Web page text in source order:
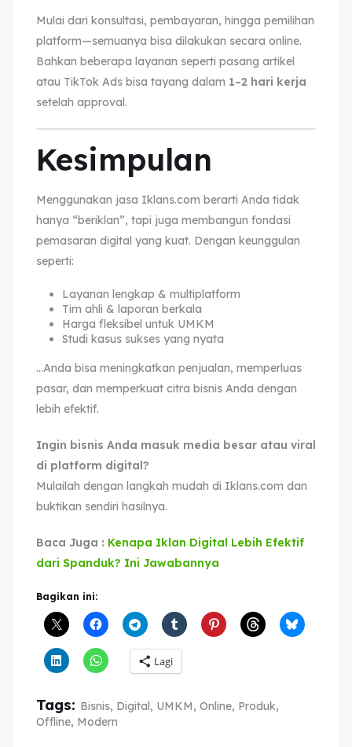
Mulai dari konsultasi, pembayaran, hingga pemilihan
platform—semuanya bisa dilakukan secara online.
Bahkan beberapa layanan seperti pasang artikel
atau TikTok Ads bisa tayang dalam 1–2 hari kerja
setelah approval.
Kesimpulan
Menggunakan jasa Iklans.com berarti Anda tidak
hanya “beriklan”, tapi juga membangun fondasi
pemasaran digital yang kuat. Dengan keunggulan
seperti:
Layanan lengkap & multiplatform
Tim ahli & laporan berkala
Harga fleksibel untuk UMKM
Studi kasus sukses yang nyata
…Anda bisa meningkatkan penjualan, memperluas
pasar, dan memperkuat citra bisnis Anda dengan
lebih efektif.
Ingin bisnis Anda masuk media besar atau viral
di platform digital?
Mulailah dengan langkah mudah di Iklans.com dan
buktikan sendiri hasilnya.
Baca Juga : Kenapa Iklan Digital Lebih Efektif
dari Spanduk? Ini Jawabannya
Bagikan ini:
Lagi
Tags: Bisnis, Digital, UMKM, Online, Produk,
Offline, Modern